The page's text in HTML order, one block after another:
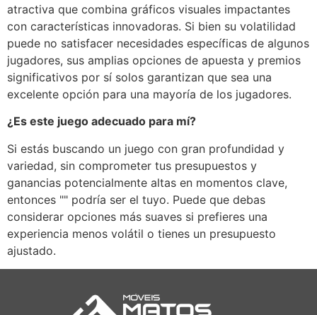
atractiva que combina gráficos visuales impactantes
con características innovadoras. Si bien su volatilidad
puede no satisfacer necesidades específicas de algunos
jugadores, sus amplias opciones de apuesta y premios
significativos por sí solos garantizan que sea una
excelente opción para una mayoría de los jugadores.
¿Es este juego adecuado para mí?
Si estás buscando un juego con gran profundidad y
variedad, sin comprometer tus presupuestos y
ganancias potencialmente altas en momentos clave,
entonces "" podría ser el tuyo. Puede que debas
considerar opciones más suaves si prefieres una
experiencia menos volátil o tienes un presupuesto
ajustado.